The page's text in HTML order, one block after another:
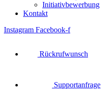
Initiativ­bewerbung
Kontakt
Instagram Facebook-f
Rückrufwunsch
Supportanfrage